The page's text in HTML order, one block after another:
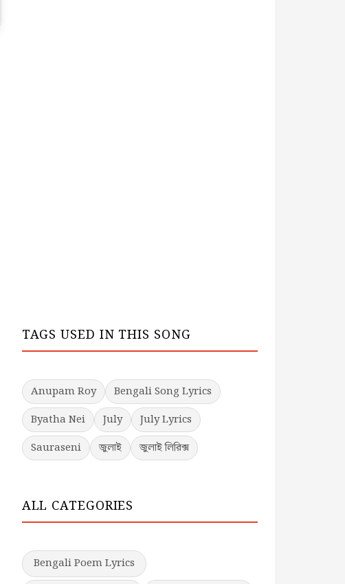
TAGS USED IN THIS SONG
Anupam Roy
Bengali Song Lyrics
Byatha Nei
July
July Lyrics
Sauraseni
জুলাই জুলাই লিরিক্স
ALL CATEGORIES
Bengali Poem Lyrics